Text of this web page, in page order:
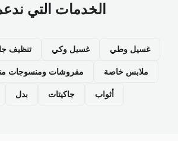
الخدمات التي
غسيل وطي غسيل وكي تنظيف
ملابس خاصة مفروشات ومنسوجات
أثواب جاكيتات بدل